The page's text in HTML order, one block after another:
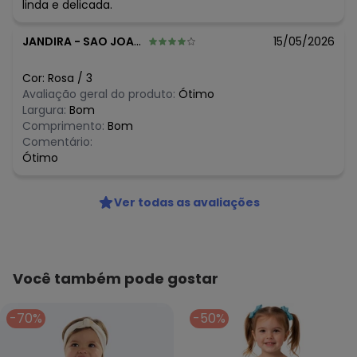
linda e delicada.
JANDIRA - SAO JOAO DO PARAISO - MA 15/05/2026
Cor: Rosa / 3
Avaliação geral do produto: Ótimo
Largura: Bom
Comprimento: Bom
Comentário:
Ótimo
Ver todas as avaliações
Você também pode gostar
-70% -50%